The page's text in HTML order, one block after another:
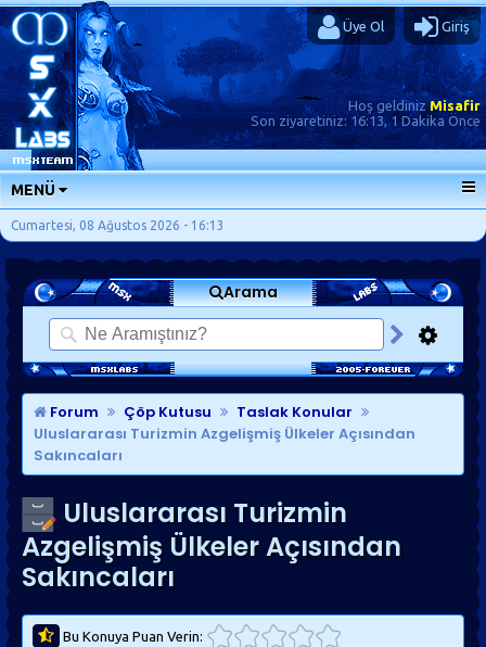
Üye Ol Giriş
Hoş geldinizMisafir
Son ziyaretiniz: 16:13, 1 Dakika Önce
MENÜ
ANA SAYFA
FORUMLAR
SORU-CEVAP
GÜNLÜKLER
SON MESAJLAR
KISAYOLLAR
Cumartesi, 08 Ağustos 2026 - 16:13
Arama
Forum Çöp Kutusu
Taslak Konular
Uluslararası Turizmin Azgelişmiş Ülkeler Açısından
Sakıncaları
Uluslararası Turizmin
Azgelişmiş Ülkeler Açısından
Sakıncaları
Bu Konuya Puan Verin: